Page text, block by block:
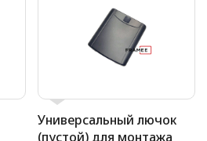
Универсальный лючок
(пустой) для монтажа